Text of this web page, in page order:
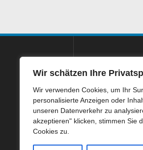
Wir schätzen Ihre
Wir verwenden Cookies, um Ihr
personalisierte Anzeigen oder
unseren Datenverkehr zu
akzeptieren" klicken, stimmen Sie
Cookies zu.
243
100%
100%